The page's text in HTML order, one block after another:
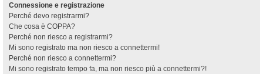
Connessione e registrazione
Perché devo registrarmi?
Che cosa è COPPA?
Perché non riesco a registrarmi?
Mi sono registrato ma non riesco a connettermi!
Perché non riesco a connettermi?
Mi sono registrato tempo fa, ma non riesco più a connettermi?!